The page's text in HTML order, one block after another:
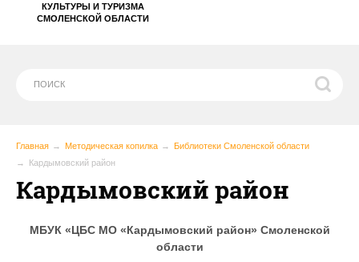
КУЛЬТУРЫ И ТУРИЗМА
СМОЛЕНСКОЙ ОБЛАСТИ
Главная Методическая копилка
Библиотеки Смоленской области
Кардымовский район
Кардымовский район
МБУК «ЦБС МО «Кардымовский район» Смоленской
области